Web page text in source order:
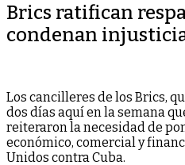
Brics ratifican
condenan
Los cancilleres de los Brics,
dos días aquí en la semana
reiteraron la necesidad de
económico, comercial y
Unidos contra Cuba.